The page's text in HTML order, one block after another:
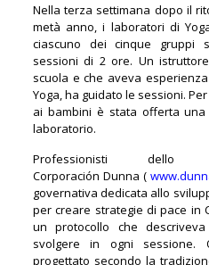
Nella terza settimana dopo il
metà anno, i laboratori di
ciascuno dei cinque gruppi
sessioni di 2 ore. Un
scuola e che aveva
Yoga, ha guidato le sessioni.
ai bambini è stata offerta
laboratorio.
Professionisti
Corporación Dunna (
governativa dedicata allo
per creare strategie di pace in
un protocollo che
svolgere in ogni sessione.
progettato secondo la